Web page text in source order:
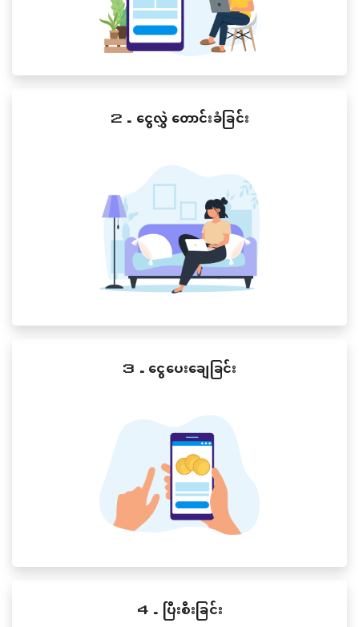
２．ငွေလွှဲ တောင်းခံခြင်း
３．ငွေပေးချေခြင်း
４．ပြီးစီးခြင်း